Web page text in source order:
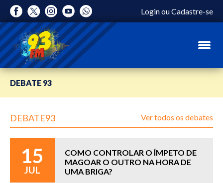
LoginouCadastre-se
DEBATE 93
DEBATE93 Ver todos os debates
15
JUL
COMO CONTROLAR O ÍMPETO DE
MAGOAR O OUTRO NA HORA DE
UMA BRIGA?